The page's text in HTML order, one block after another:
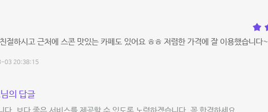
절하시고 근처에 스콘 맛있는 카페도 있어요 ㅎㅎ 저렴한 가격에 잘 이용했습니다~
03 20:38:15
의 답글